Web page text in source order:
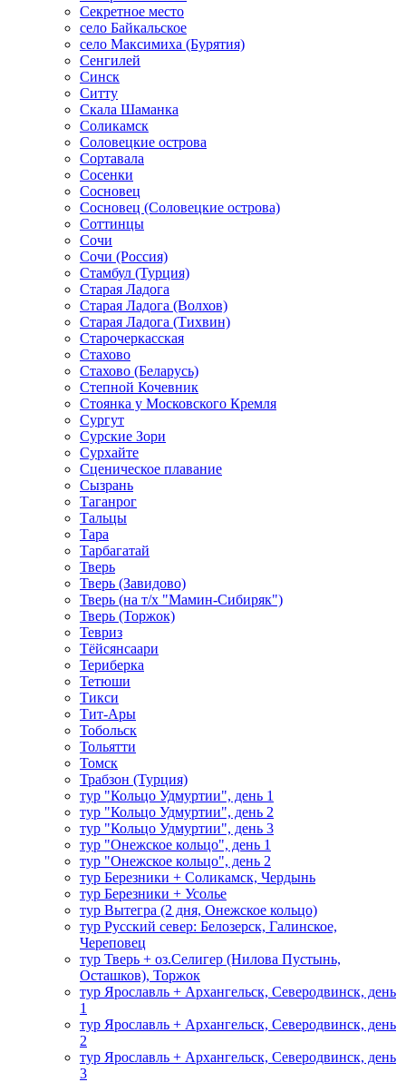
Секретное место
село Байкальское
село Максимиха (Бурятия)
Сенгилей
Синск
Ситту
Скала Шаманка
Соликамск
Соловецкие острова
Сортавала
Сосенки
Сосновец
Сосновец (Соловецкие острова)
Соттинцы
Сочи
Сочи (Россия)
Стамбул (Турция)
Старая Ладога
Старая Ладога (Волхов)
Старая Ладога (Тихвин)
Старочеркасская
Стахово
Стахово (Беларусь)
Степной Кочевник
Стоянка у Московского Кремля
Сургут
Сурские Зори
Сурхайте
Сценическое плавание
Сызрань
Таганрог
Тальцы
Тара
Тарбагатай
Тверь
Тверь (Завидово)
Тверь (на т/х "Мамин-Сибиряк")
Тверь (Торжок)
Тевриз
Тёйсянсаари
Териберка
Тетюши
Тикси
Тит-Ары
Тобольск
Тольятти
Томск
Трабзон (Турция)
тур "Кольцо Удмуртии", день 1
тур "Кольцо Удмуртии", день 2
тур "Кольцо Удмуртии", день 3
тур "Онежское кольцо", день 1
тур "Онежское кольцо", день 2
тур Березники + Соликамск, Чердынь
тур Березники + Усолье
тур Вытегра (2 дня, Онежское кольцо)
тур Русский север: Белозерск, Галинское,
Череповец
тур Тверь + оз.Селигер (Нилова Пустынь,
Осташков), Торжок
тур Ярославль + Архангельск, Северодвинск, день
1
тур Ярославль + Архангельск, Северодвинск, день
2
тур Ярославль + Архангельск, Северодвинск, день
3